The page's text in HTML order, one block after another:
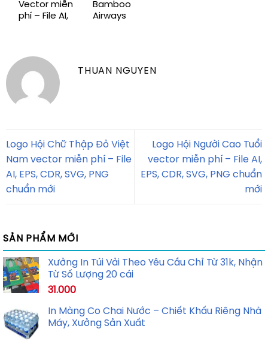
Vector miễn
phí – File AI,
Bamboo
Airways
chuẩn mới
THUAN NGUYEN
Logo Hội Chữ Thập Đỏ Việt
Nam vector miễn phí – File
AI, EPS, CDR, SVG, PNG
chuẩn mới
Logo Hội Người Cao Tuổi
vector miễn phí – File AI,
EPS, CDR, SVG, PNG chuẩn
mới
SẢN PHẨM MỚI
Xưởng In Túi Vải Theo Yêu Cầu Chỉ Từ 31k, Nhận
Từ Số Lượng 20 cái
31.000
In Màng Co Chai Nước – Chiết Khấu Riêng Nhà
Máy, Xưởng Sản Xuất